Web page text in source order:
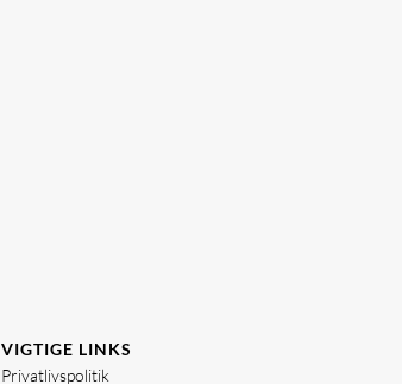
VIGTIGE LINKS
Privatlivspolitik